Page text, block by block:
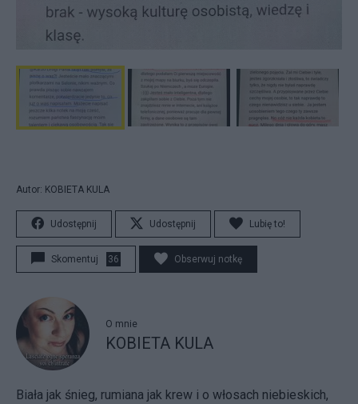
Autor: KOBIETA KULA
Udostępnij Udostępnij Lubię to!
Skomentuj 36 Obserwuj notkę
O mnie
KOBIETA KULA
Biała jak śnieg, rumiana jak krew i o włosach niebieskich,